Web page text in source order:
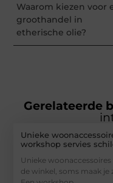
Waarom kiezen voor
groothandel in
etherische olie?
Gerelateerde
Unieke
workshop servies
Unieke
de winkel, soms maak je